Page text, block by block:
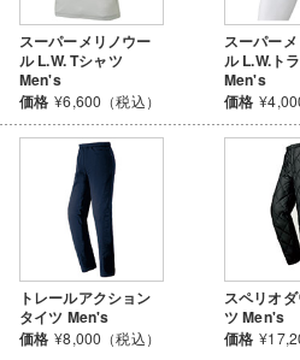
スーパーメリノウー
ル L.W. Tシャツ
Men's
価格 ¥6,600（税込）
スーパー
ル L.W.ト
Men's
価格
トレールアクション
タイツ Men's
価格 ¥8,000（税込）
スペリオ
ツ Men's
価格